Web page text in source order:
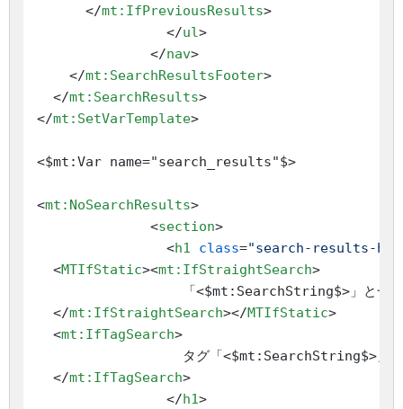
</mt:IfPreviousResults>
</ul>
</nav>
</mt:SearchResultsFooter>
</mt:SearchResults>
</mt:SetVarTemplate>
<$mt:Var name="search_results"$>
<mt:NoSearchResults>
<section>
<h1 class="search-results-
<MTIfStatic><mt:IfStraightSearch>
「<$mt:SearchString$>」と一致
</mt:IfStraightSearch></MTIfStatic>
<mt:IfTagSearch>
タグ「<$mt:SearchString$>」が
</mt:IfTagSearch>
</h1>